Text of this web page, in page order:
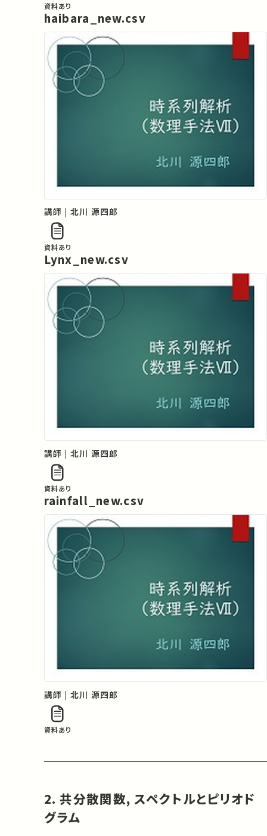
資料あり
haibara_new.csv
講師 | 北川 源四郎
資料あり
Lynx_new.csv
講師 | 北川 源四郎
資料あり
rainfall_new.csv
講師 | 北川 源四郎
資料あり
2. 共分散関数, スペクトルとピリオド
グラム